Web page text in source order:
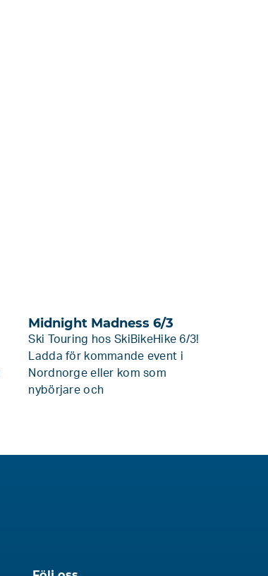
Midnight Madness 6/3
Ski Touring hos SkiBikeHike 6/3!
Ladda för kommande event i
Nordnorge eller kom som
nybörjare och